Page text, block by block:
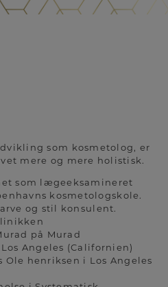
som kosmetolog, er
mere og mere holistisk.
som lægeeksamineret
kosmetologskole.
og stil konsulent.
på Murad
Angeles (Californien)
Ole henriksen i Los Angeles